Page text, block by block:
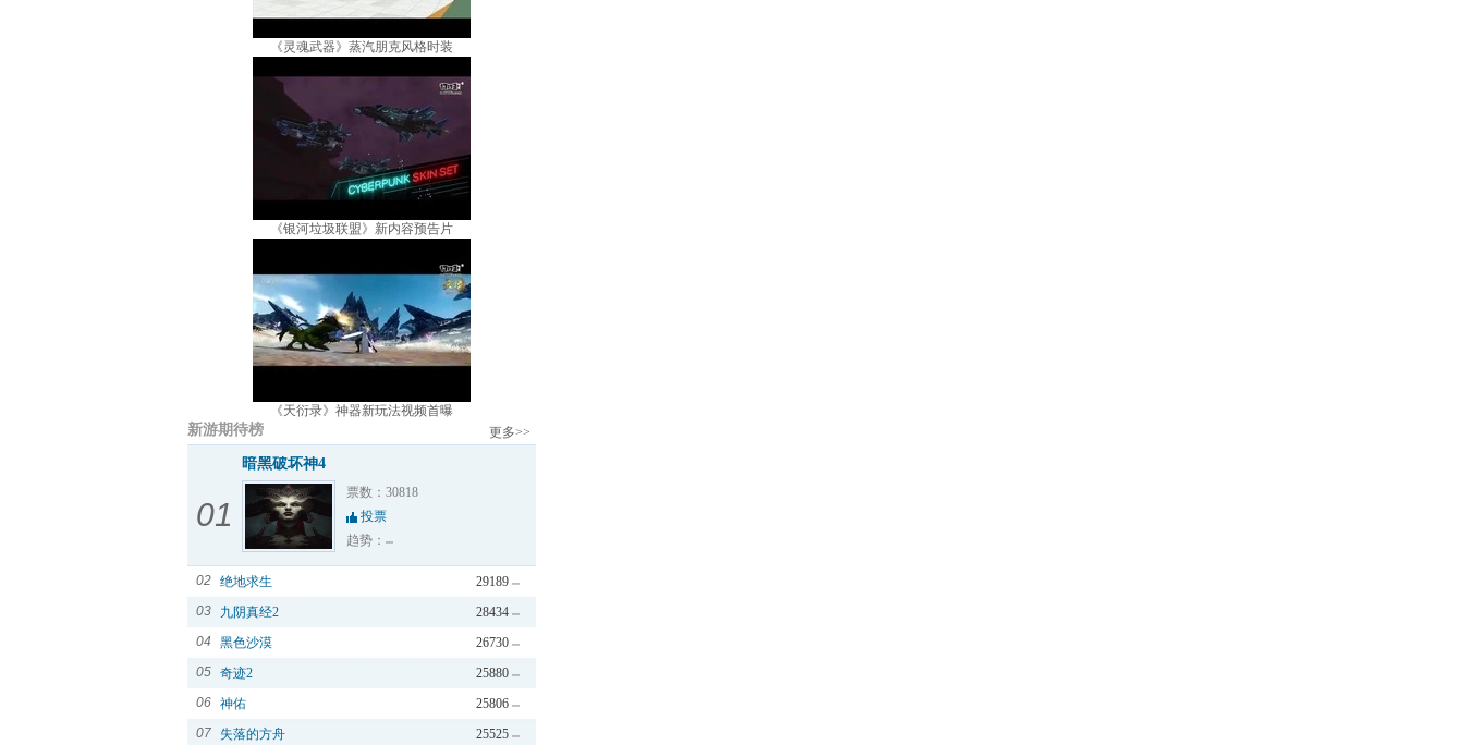
《灵魂武器》蒸汽朋克风格时装
《银河垃圾联盟》新内容预告片
《天衍录》神器新玩法视频首曝
新游期待榜 更多>>
01
暗黑破坏神4
票数：30818
投票
趋势：
02 29189
绝地求生
03
28434
九阴真经2
04
26730
黑色沙漠
05
25880
奇迹2
06
25806
神佑
07
25525
失落的方舟